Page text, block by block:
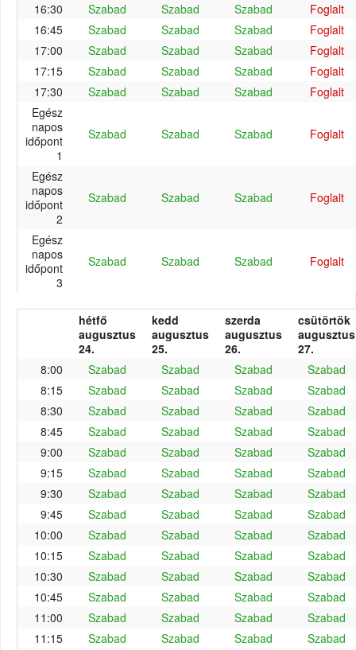
16:30 Szabad Szabad Szabad
Foglalt
16:45
Szabad Szabad Szabad
Foglalt
17:00
Szabad Szabad Szabad
Foglalt
17:15
Szabad Szabad Szabad
Foglalt
17:30
Szabad Szabad Szabad
Foglalt
Egész
napos
időpont
1
Szabad Szabad Szabad Foglalt
Egész
napos
időpont
2
Szabad Szabad Szabad Foglalt
Egész
napos
időpont
3
Szabad Szabad Szabad Foglalt
hétfő
augusztus
24.
kedd
augusztus
25.
szerda
augusztus
26.
csütörtök
augusztus
27.
8:00
Szabad Szabad Szabad
Szabad
8:15
Szabad Szabad Szabad
Szabad
8:30
Szabad Szabad Szabad
Szabad
8:45
Szabad Szabad Szabad
Szabad
9:00
Szabad Szabad Szabad
Szabad
9:15
Szabad Szabad Szabad
Szabad
9:30
Szabad Szabad Szabad
Szabad
9:45
Szabad Szabad Szabad
Szabad
10:00
Szabad Szabad Szabad
Szabad
10:15
Szabad Szabad Szabad
Szabad
10:30
Szabad Szabad Szabad
Szabad
10:45
Szabad Szabad Szabad
Szabad
11:00
Szabad Szabad Szabad
Szabad
11:15
Szabad Szabad Szabad
Szabad